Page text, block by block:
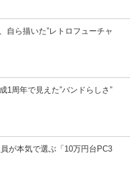
自ら描いた”レトロフューチャ
1周年で見えた”バンドらしさ”
が本気で選ぶ「10万円台PC3